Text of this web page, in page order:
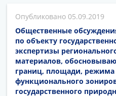
05.09.2019
Общественные
по объекту
экспертизы
материалов,
границ, площади, режима
функционального
государственного